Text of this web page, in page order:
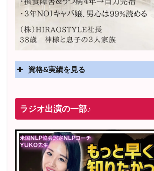
資格&実績を見る
2025年4月〜 altruismコミュニティ×講座
2025年5月〜 FMラジオ79.9「LOVEマ
レギュラー出演中！
2023年12月〜 FM81.4ラジオFMハイホ
ター講座」準レギュラー出演中！
ラジオ出演の一部♪